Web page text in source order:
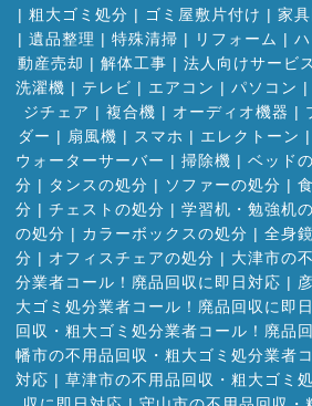
| 粗大ゴミ処分 | ゴミ屋敷片付け | 家
| 遺品整理 | 特殊清掃 | リフォーム |
動産売却 | 解体工事 | 法人向けサービス
洗濯機 | テレビ | エアコン | パソコン |
ジチェア | 複合機 | オーディオ機器 |
ダー | 扇風機 | スマホ | エレクトーン |
ウォーターサーバー | 掃除機 | ベッド
分 | タンスの処分 | ソファーの処分 |
分 | チェストの処分 | 学習机・勉強机
の処分 | カラーボックスの処分 | 全身
分 | オフィスチェアの処分 | 大津市の
分業者コール！廃品回収に即日対応 |
大ゴミ処分業者コール！廃品回収に即
回収・粗大ゴミ処分業者コール！廃品
幡市の不用品回収・粗大ゴミ処分業者
対応 | 草津市の不用品回収・粗大ゴミ